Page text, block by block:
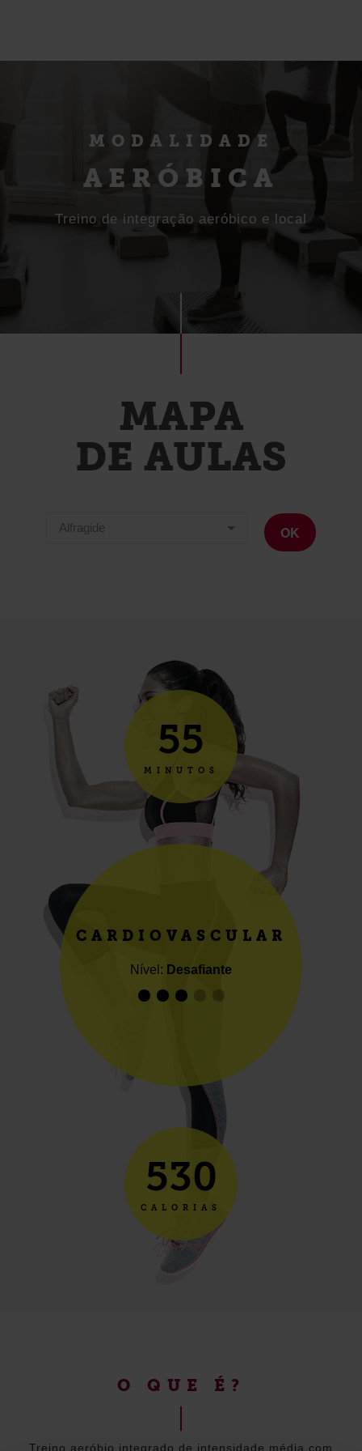
MODALIDADE
AERÓBICA
Treino de integração aeróbico e local
MAPA
DE AULAS
OK
55
MINUTOS
CARDIOVASCULAR
Nível: Desafiante
530
CALORIAS
O QUE É?
Treino aeróbio integrado de intensidade média com